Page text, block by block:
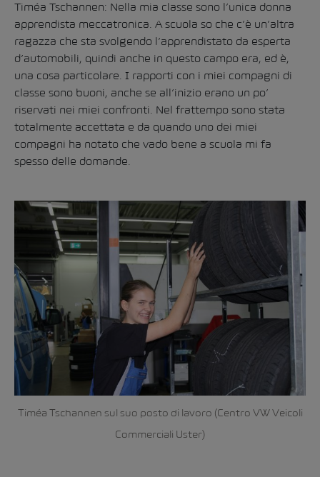
Timéa Tschannen: Nella mia classe sono l’unica donna
apprendista meccatronica. A scuola so che c’è un’altra
ragazza che sta svolgendo l’apprendistato da esperta
d’automobili, quindi anche in questo campo era, ed è,
una cosa particolare. I rapporti con i miei compagni di
classe sono buoni, anche se all’inizio erano un po’
riservati nei miei confronti. Nel frattempo sono stata
totalmente accettata e da quando uno dei miei
compagni ha notato che vado bene a scuola mi fa
spesso delle domande.
Timéa Tschannen sul suo posto di lavoro (Centro VW Veicoli
Commerciali Uster)